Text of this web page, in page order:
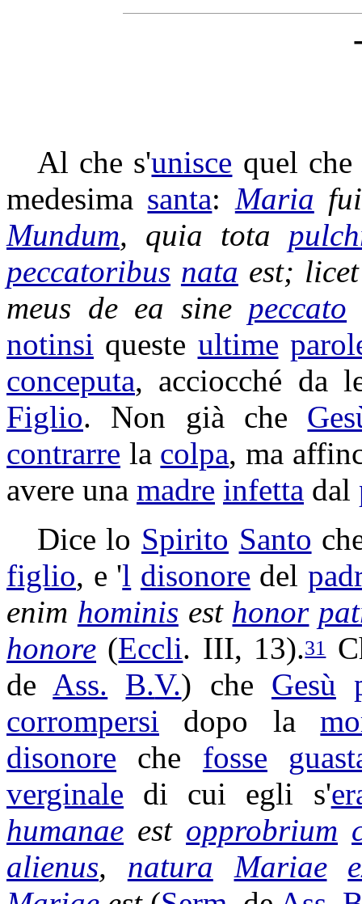
Al che s'unisce quel
medesima santa: Maria
Mundum, quia tota
peccatoribus nata est;
meus de ea sine peccato
notinsi queste ultime
conceputa, acciocché da
Figlio. Non già che
contrarre la colpa, ma
avere una madre infetta dal
Dice lo Spirito Santo
figlio, e 'l disonore del
enim hominis est honor
honore (Eccli. III, 13).31
de Ass. B.V.) che Gesù
corrompersi dopo la
disonore che fosse
verginale di cui egli s'
humanae est opprobrium
alienus, natura Mariae